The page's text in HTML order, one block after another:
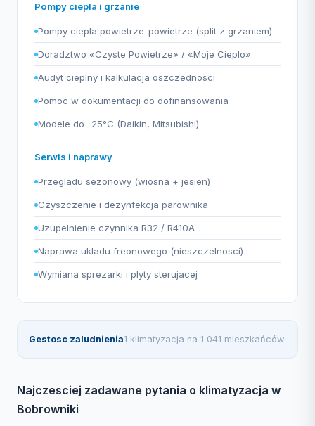
Pompy ciepla i grzanie
Pompy ciepla powietrze-powietrze (split z grzaniem)
Doradztwo «Czyste Powietrze» / «Moje Cieplo»
Audyt cieplny i kalkulacja oszczednosci
Pomoc w dokumentacji do dofinansowania
Modele do -25°C (Daikin, Mitsubishi)
Serwis i naprawy
Przegladu sezonowy (wiosna + jesien)
Czyszczenie i dezynfekcja parownika
Uzupelnienie czynnika R32 / R410A
Naprawa ukladu freonowego (nieszczelnosci)
Wymiana sprezarki i plyty sterujacej
Gestosc zaludnienia1 klimatyzacja na 1 041 mieszkańców
Najczesciej zadawane pytania o klimatyzacja w
Bobrowniki